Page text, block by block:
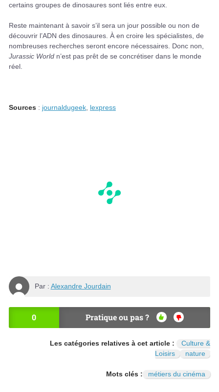
certains groupes de dinosaures sont liés entre eux.
Reste maintenant à savoir s’il sera un jour possible ou non de
découvrir l’ADN des dinosaures. À en croire les spécialistes, de
nombreuses recherches seront encore nécessaires. Donc non,
Jurassic World n’est pas prêt de se concrétiser dans le monde
réel.
Sources : journaldugeek lexpress
Par : Alexandre Jourdain
0 Pratique ou pas ?
OU
NO
Les catégories relatives à cet article :
Culture &
Loisirs
nature
Mots clés : métiers du cinéma